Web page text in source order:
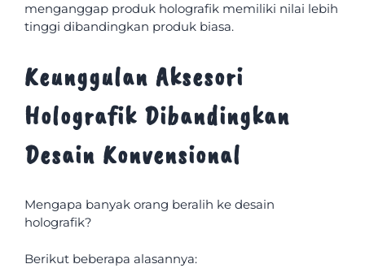
menganggap produk holografik memiliki nilai lebih
tinggi dibandingkan produk biasa.
Keunggulan Aksesori
Holografik Dibandingkan
Desain Konvensional
Mengapa banyak orang beralih ke desain
holografik?
Berikut beberapa alasannya: